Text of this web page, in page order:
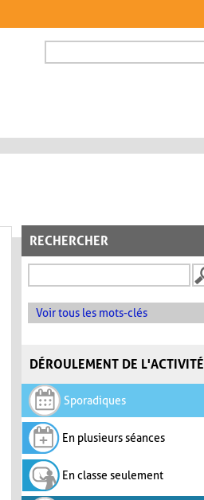
FORMULAIRE DE
RECHERCHER
Voir tous les mots-clés
DÉROULEMENT DE L'ACTIVITÉ
Sporadiques
En plusieurs séances
En classe seulement